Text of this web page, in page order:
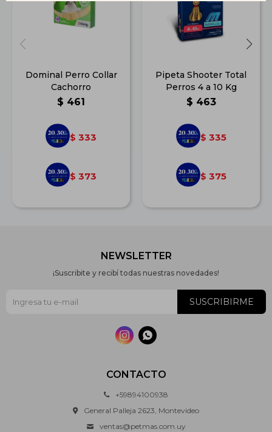
Dominal Perro Collar
Cachorro
$ 461
$ 333
$ 373
Pipeta Shooter Total
Perros 4 a 10 Kg
$ 463
$ 335
$ 375
CONTACTO
+59894100938
General Palleja 2623, Montevideo
ventas@petmas.com.uy
NEWSLETTER
¡Suscribite y recibí todas nuestras novedades!
SUSCRIBIRME
 